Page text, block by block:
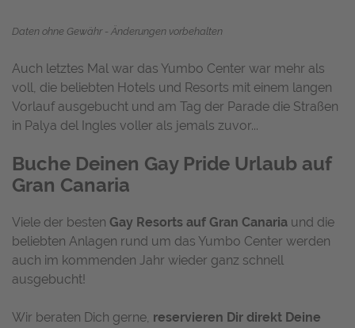
Daten ohne Gewähr - Änderungen vorbehalten
Auch letztes Mal war das Yumbo Center war mehr als
voll, die beliebten Hotels und Resorts mit einem langen
Vorlauf ausgebucht und am Tag der Parade die Straßen
in Palya del Ingles voller als jemals zuvor...
Buche Deinen Gay Pride Urlaub auf
Gran Canaria
Viele der besten Gay Resorts auf Gran Canaria und die
beliebten Anlagen rund um das Yumbo Center werden
auch im kommenden Jahr wieder ganz schnell
ausgebucht!
Wir beraten Dich gerne, reservieren Dir direkt Deine